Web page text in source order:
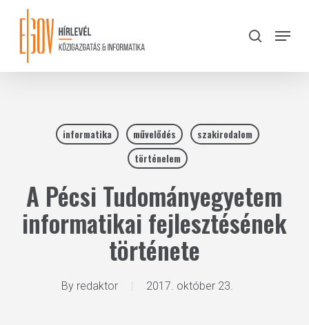
content
search
Menu
informatika művelődés
szakirodalom
történelem
A Pécsi Tudományegyetem
informatikai fejlesztésének
története
By redaktor 2017. október 23.
Close